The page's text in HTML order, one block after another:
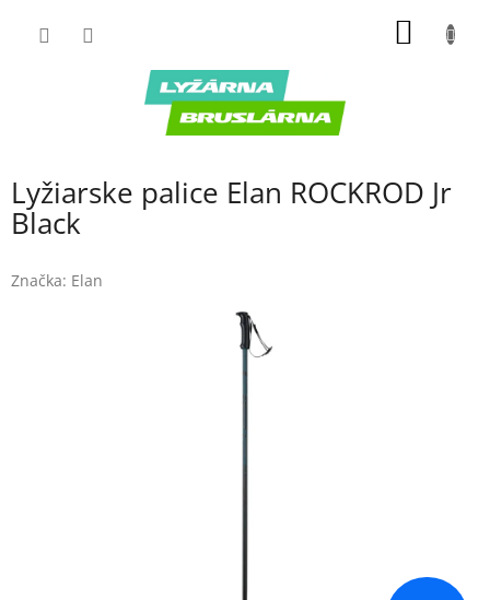
Lyžiarske palice Elan ROCKROD Jr
Black
Značka: Elan